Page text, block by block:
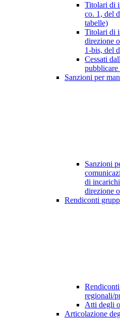
Titolari di
co. 1, del
tabelle)
Titolari di
direzione
1-bis, del
Cessati
Sanzioni per
Sanzioni
di
direzione
Rendiconti
regionali/
Atti degli
Articolazione